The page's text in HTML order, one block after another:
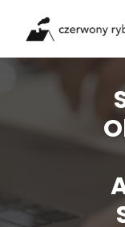
content